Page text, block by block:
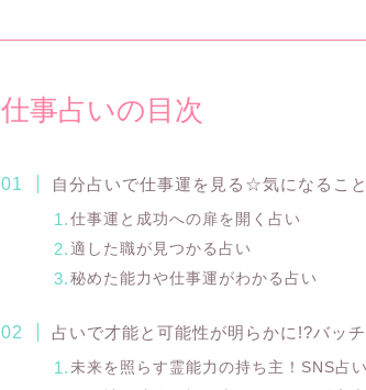
仕事占いの目次
自分占いで仕事運を見る☆気になるこ
仕事運と成功への扉を開く占い
適した職が見つかる占い
秘めた能力や仕事運がわかる占い
占いで才能と可能性が明らかに!?バッ
未来を照らす霊能力の持ち主！SNS占